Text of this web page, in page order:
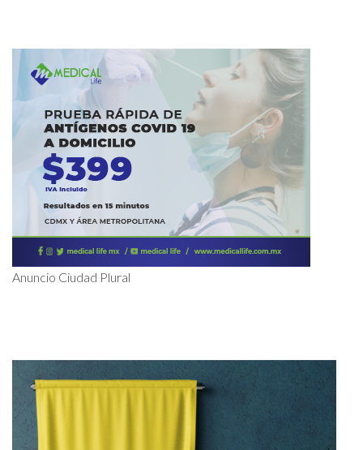
Anuncio Ciudad Plural